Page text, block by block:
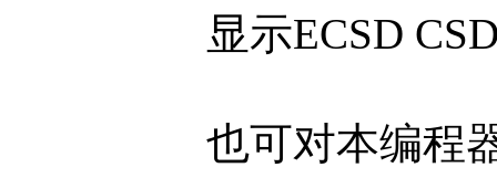
显示ECSD CSD
也可对本编程器读